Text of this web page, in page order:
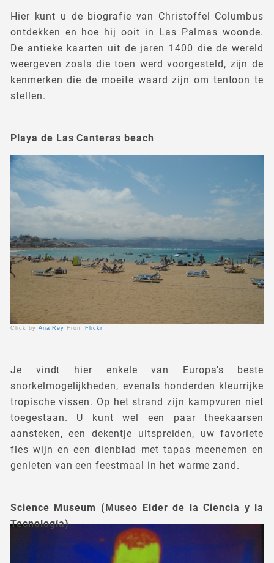
Hier kunt u de biografie van Christoffel Columbus
ontdekken en hoe hij ooit in Las Palmas woonde.
De antieke kaarten uit de jaren 1400 die de wereld
weergeven zoals die toen werd voorgesteld, zijn de
kenmerken die de moeite waard zijn om tentoon te
stellen.
Click by Ana Rey From Flickr
Playa de Las Canteras beach
Je vindt hier enkele van Europa's beste
snorkelmogelijkheden, evenals honderden kleurrijke
tropische vissen. Op het strand zijn kampvuren niet
toegestaan. U kunt wel een paar theekaarsen
aansteken, een dekentje uitspreiden, uw favoriete
fles wijn en een dienblad met tapas meenemen en
genieten van een feestmaal in het warme zand.
Science Museum (Museo Elder de la Ciencia y la
Tecnología)